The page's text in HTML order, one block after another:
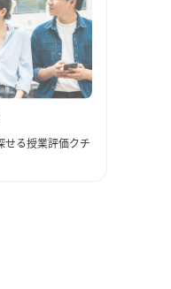
せる授業評価クチ